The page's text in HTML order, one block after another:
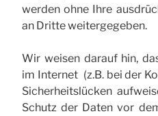
werden ohne Ihre
an Dritte weitergegeben.
Wir weisen darauf hin,
im Internet (z.B. bei der
Sicherheitslücken
Schutz der Daten vor